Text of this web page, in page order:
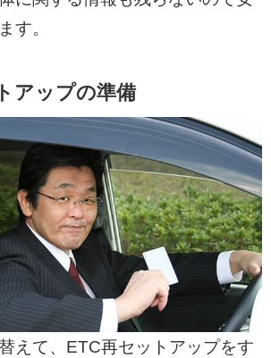
す。
アップの準備
えて、ETC再セットアップをす